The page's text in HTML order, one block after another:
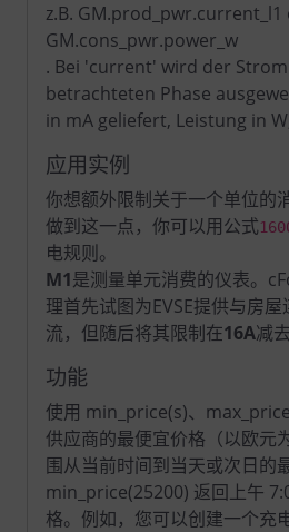
z.B. GM.prod_pwr.current_l1
GM.cons_pwr.power_w
. Bei 'current' wird der
betrachteten Phase
in mA geliefert, Leistung in
应用实例
你想额外限制关于一个单位的
做到这一点，你可以用公式
电规则。
M1是测量单元消费的仪表。
理首先试图为EVSE提供与房
流，但随后将其限制在16A减
功能
使用 min_price(s)、
供应商的最便宜价格（以欧元
围从当前时间到当天或次日的
min_price(25200) 返回上午
格。例如，您可以创建一个充